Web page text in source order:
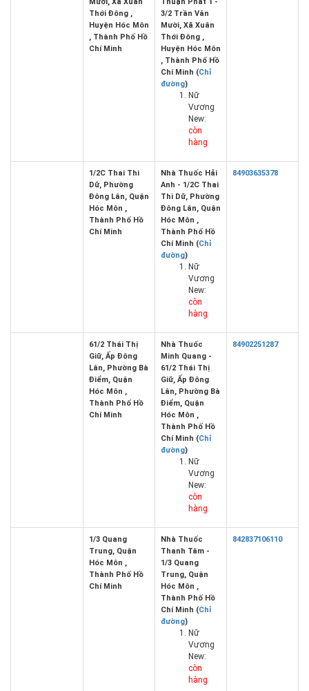
Thới Đông ,
Huyện Hóc Môn
, Thành Phố Hồ
Chí Minh
3/2 Trần Văn
Mười, Xã Xuân
Thới Đông ,
Huyện Hóc Môn
, Thành Phố Hồ
Chí Minh (Chỉ
đường)
Nữ
Vương
New:
còn
hàng
1/2C Thai Thi
Dữ, Phường
Đông Lân, Quận
Hóc Môn ,
Thành Phố Hồ
Chí Minh
Nhà Thuốc Hải
Anh - 1/2C Thai
Thi Dữ, Phường
Đông Lân, Quận
Hóc Môn ,
Thành Phố Hồ
Chí Minh (Chỉ
đường)
Nữ
Vương
New:
còn
hàng
84903635378
61/2 Thái Thị
Giữ, Ấp Đông
Lân, Phường Bà
Điểm, Quận
Hóc Môn ,
Thành Phố Hồ
Chí Minh
Nhà Thuốc
Minh Quang -
61/2 Thái Thị
Giữ, Ấp Đông
Lân, Phường Bà
Điểm, Quận
Hóc Môn ,
Thành Phố Hồ
Chí Minh (Chỉ
đường)
Nữ
Vương
New:
còn
hàng
84902251287
1/3 Quang
Trung, Quận
Hóc Môn ,
Thành Phố Hồ
Chí Minh
Nhà Thuốc
Thanh Tâm -
1/3 Quang
Trung, Quận
Hóc Môn ,
Thành Phố Hồ
Chí Minh (Chỉ
đường)
Nữ
Vương
New:
còn
hàng
842837106110